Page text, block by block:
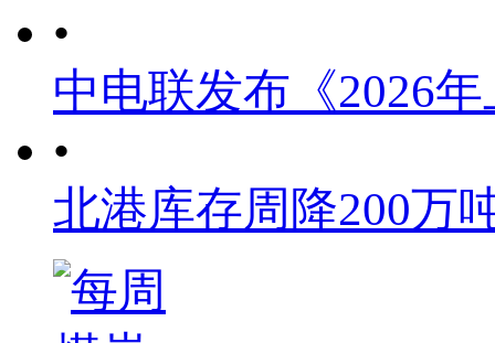
•
中电联发布《2026
•
北港库存周降200万